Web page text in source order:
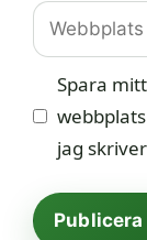
Webbplats
Spara
jag